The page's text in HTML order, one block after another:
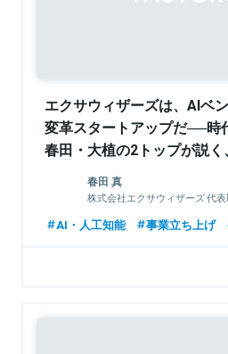
エクサウィザーズは、AIベ
変革スタートアップだ──時
春田・大植の2トップが説
事業開発思想
春田 真
株式会社エクサウィザーズ 代
AI・人工知能 事業立ち上げ